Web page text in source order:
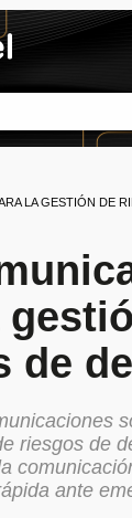
LA GESTIÓN DE
de
riesgos de
ante